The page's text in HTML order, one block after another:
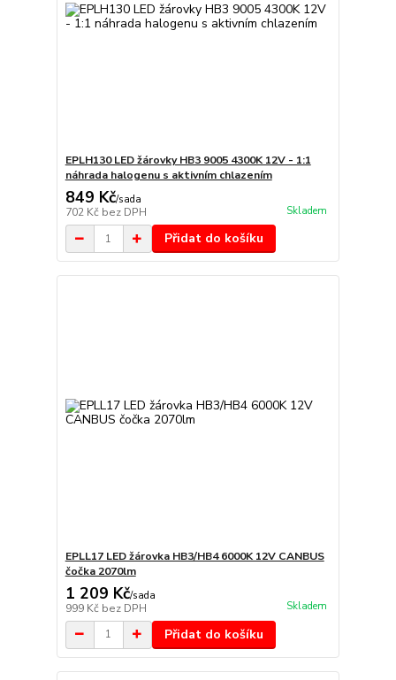
EPLH130 LED žárovky HB3 9005 4300K 12V - 1:1
náhrada halogenu s aktivním chlazením
849 Kč/sada
702 Kč bez DPH Skladem
Přidat do košíku
EPLL17 LED žárovka HB3/HB4 6000K 12V CANBUS
čočka 2070lm
1 209 Kč/sada
999 Kč bez DPH Skladem
Přidat do košíku